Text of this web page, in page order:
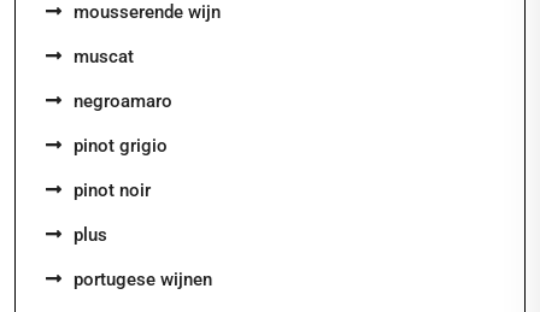
mousserende wijn
muscat
negroamaro
pinot grigio
pinot noir
plus
portugese wijnen